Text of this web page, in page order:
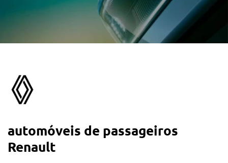
automóveis de passageiros
Renault